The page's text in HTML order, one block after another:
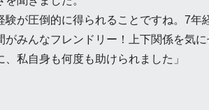
験が圧倒的に得られることですね。7年
がみんなフレンドリー！上下関係を気
、私自身も何度も助けられました」